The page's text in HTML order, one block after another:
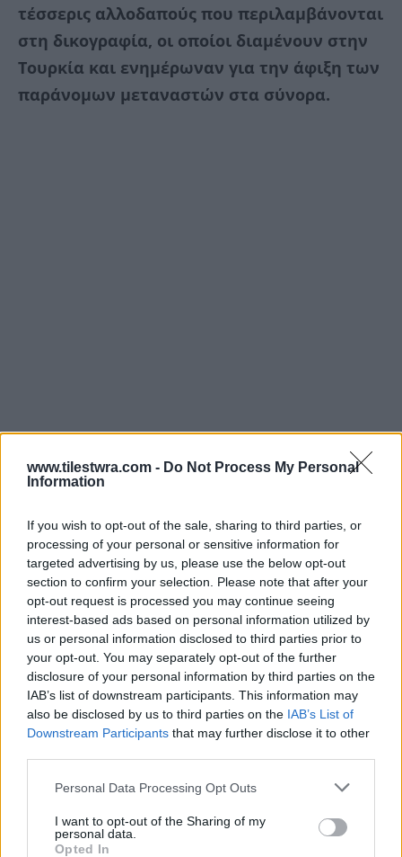
www.tilestwra.com - Do Not Process My Personal
Information
If you wish to opt-out of the sale, sharing to third parties, or
processing of your personal or sensitive information for
targeted advertising by us, please use the below opt-out
section to confirm your selection. Please note that after your
opt-out request is processed you may continue seeing
interest-based ads based on personal information utilized by
us or personal information disclosed to third parties prior to
your opt-out. You may separately opt-out of the further
disclosure of your personal information by third parties on the
IAB’s list of downstream participants. This information may
also be disclosed by us to third parties on the IAB’s List of
Downstream Participants that may further disclose it to other
Personal Data Processing Opt Outs
I want to opt-out of the Sharing of my
personal data.
Opted In
τέσσερις αλλοδαπούς που περιλαμβάνονται
στη δικογραφία, οι οποίοι διαμένουν στην
Τουρκία και ενημέρωναν για την άφιξη των
παράνομων μεταναστών στα σύνορα.
Ειδικότερα, ο συγκεκριμένος αρχιφύλακας
φέρεται από τα στοιχεία της έρευνας ότι είχε
την πρώτη επαφή με έναν από τους
δουλέμπορους στην Τουρκία και σταδιακά
έβαλε στο «κόλπο» και τους υπόλοιπους.
Οι κατηγορούμενοι αρνήθηκαν τις
κατηγορίες και παραπέμφθηκαν στον
ανακριτή Ορεστιάδας στο οποίο θα
απολογηθούν το πρωί της Παρασκευής (2/6).